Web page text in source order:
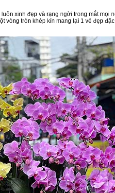
xinh đẹp và rạng ngời trong mắt
vòng tròn khép kín mang lại 1 vẻ đẹp